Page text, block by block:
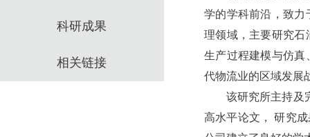
科研成果
相关链接
学的学科前沿，致力
理领域，主要研究石
生产过程建模与仿真
代物流业的区域发展
该研究所主持及
高水平论文， 研究